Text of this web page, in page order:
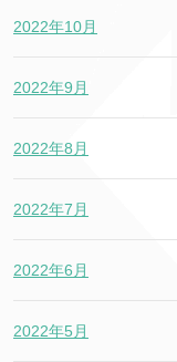
2022年10月
2022年9月
2022年8月
2022年7月
2022年6月
2022年5月